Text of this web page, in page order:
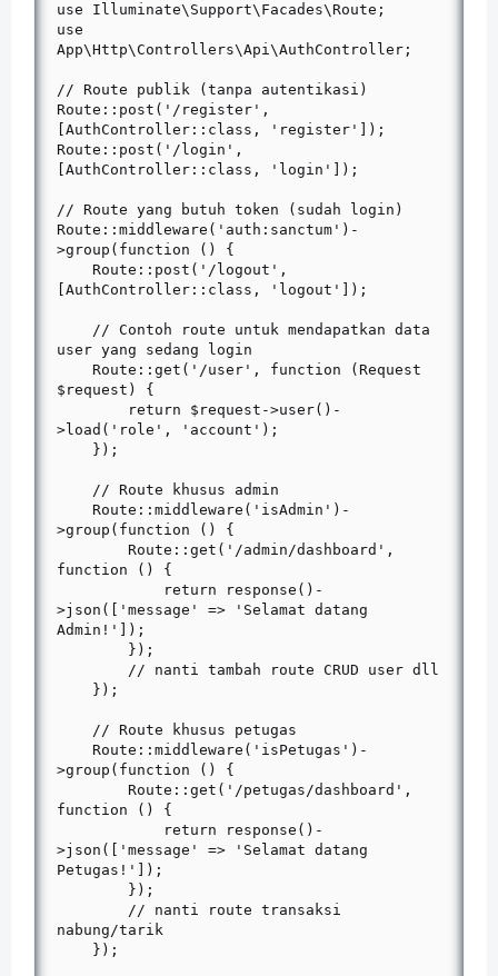
use Illuminate\Support\Facades\Route;
use
App\Http\Controllers\Api\AuthController;
// Route publik (tanpa autentikasi)
Route::post('/register',
[AuthController::class, 'register']);
Route::post('/login',
[AuthController::class, 'login']);
// Route yang butuh token (sudah login)
Route::middleware('auth:sanctum')-
>group(function () {
[AuthController::class, 'logout']);
user yang sedang login
$request) {
>load('role', 'account');
>group(function () {
function () {
>json(['message' => 'Selamat datang
Admin!']);
>group(function () {
function () {
>json(['message' => 'Selamat datang
Petugas!']);
nabung/tarik